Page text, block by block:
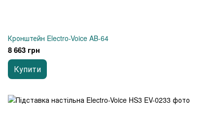
Кронштейн Electro-Voice AB-64
8 663 грн
Купити